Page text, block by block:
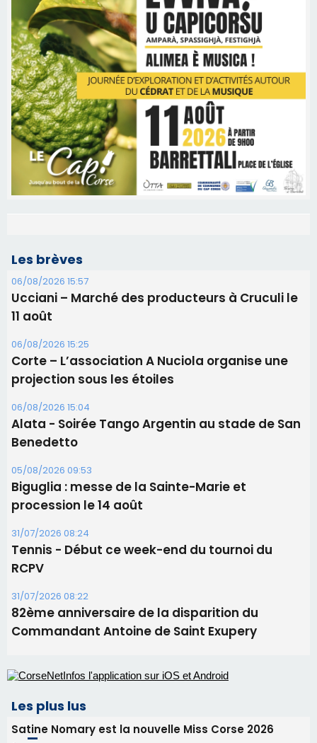
Les brèves
06/08/2026 15:57
Ucciani – Marché des producteurs à Cruculi le
11 août
06/08/2026 15:25
Corte – L’association A Nuciola organise une
projection sous les étoiles
06/08/2026 15:04
Alata - Soirée Tango Argentin au stade de San
Benedetto
05/08/2026 09:53
procession le 14 août
31/07/2026 08:24
Tennis - Début ce week-end du tournoi du
RCPV